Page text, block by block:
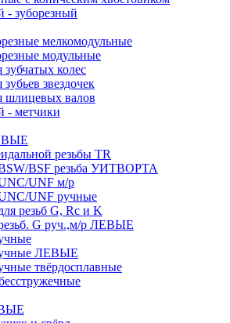
- зуборезный
мелкомодульные
модульные
колес
звездочек
шлицевых валов
- метчики
резьбы TR
BSF резьба УИТВОРТА
UNF м/р
UNF ручные
резьб G, Rc и K
G руч.,м/р ЛЕВЫЕ
ЛЕВЫЕ
твёрдосплавные